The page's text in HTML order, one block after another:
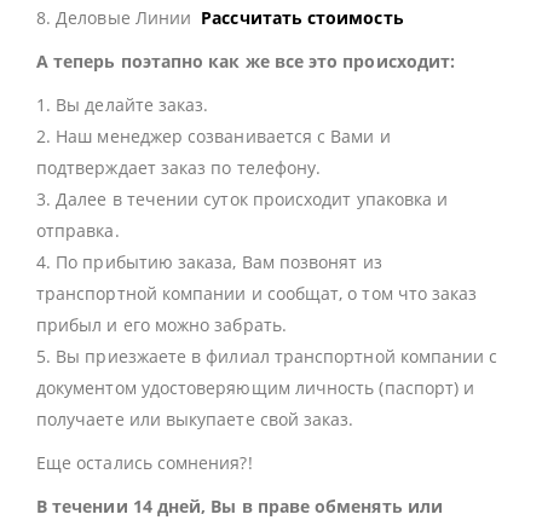
8. Деловые Линии Рассчитать стоимость
А теперь поэтапно как же все это происходит:
1. Вы делайте заказ.
2. Наш менеджер созванивается с Вами и
подтверждает заказ по телефону.
3. Далее в течении суток происходит упаковка и
отправка.
4. По прибытию заказа, Вам позвонят из
транспортной компании и сообщат, о том что заказ
прибыл и его можно забрать.
5. Вы приезжаете в филиал транспортной компании с
документом удостоверяющим личность (паспорт) и
получаете или выкупаете свой заказ.
Еще остались сомнения?!
В течении 14 дней, Вы в праве обменять или